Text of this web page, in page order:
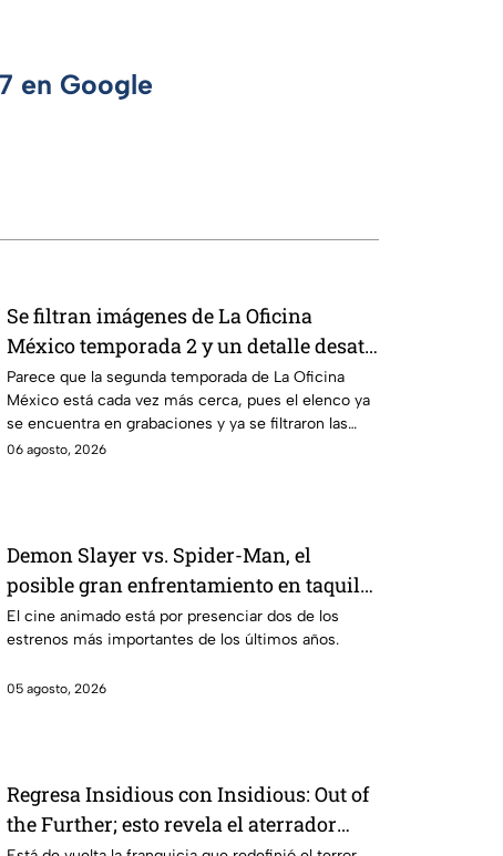
en Google
Se filtran imágenes de La Oficina
México temporada 2 y un detalle desata
teorías entre los fans
Parece que la segunda temporada de La Oficina
México está cada vez más cerca, pues el elenco ya
se encuentra en grabaciones y ya se filtraron las
primeras imágenes del set.
06 agosto, 2026
Demon Slayer vs. Spider-Man, el
posible gran enfrentamiento en taquilla
del 2027
El cine animado está por presenciar dos de los
estrenos más importantes de los últimos años.
05 agosto, 2026
Regresa Insidious con Insidious: Out of
the Further; esto revela el aterrador